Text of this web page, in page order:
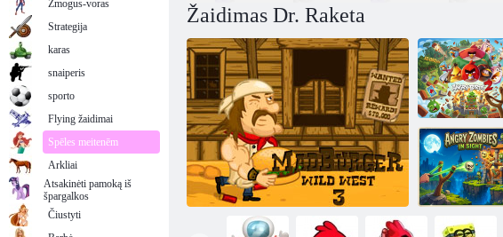
Žaidimas Dr. Raketa
Angry Birds 2
Žmogus-voras
Strategija
karas
snaiperis
sporto
Flying žaidimai
Spēles meitenēm
Arkliai
Atsakinėti pamoką iš
špargalkos
Čiustyti